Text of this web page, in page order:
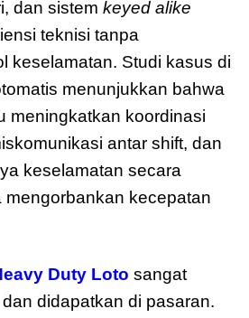
dan sistem keyed alike
teknisi tanpa
keselamatan. Studi kasus di
menunjukkan bahwa
meningkatkan koordinasi
antar shift, dan
keselamatan secara
kecepatan
Duty Loto sangat
didapatkan di pasaran.